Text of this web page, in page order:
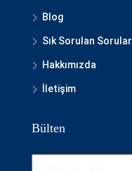
Blog
Sık Sorulan Sorular
Hakkımızda
İletişim
Bülten